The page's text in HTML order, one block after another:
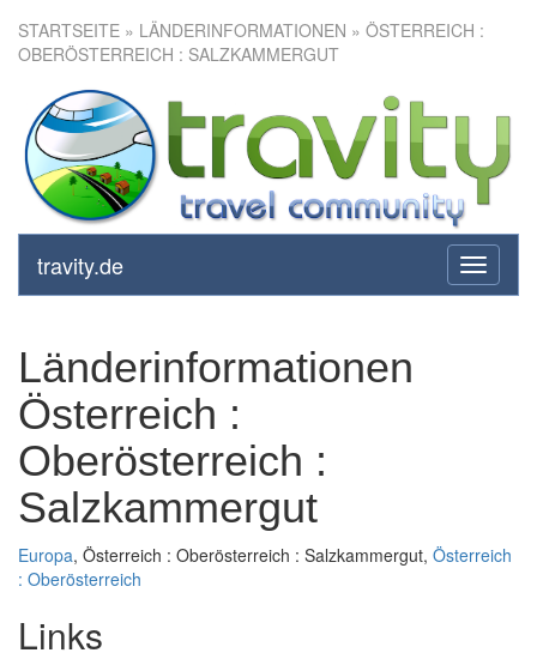
STARTSEITE » LÄNDERINFORMATIONEN » ÖSTERREICH :
OBERÖSTERREICH : SALZKAMMERGUT
toggle
travity.de
Länderinformationen
Österreich :
Oberösterreich :
Salzkammergut
Europa, Österreich : Oberösterreich : Salzkammergut, Österreich
: Oberösterreich
Links